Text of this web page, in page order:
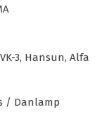
3, Hansun, Alfa
/ Danlamp